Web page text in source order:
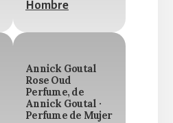
Annick Goutal
Rose Oud
Perfume, de
Annick Goutal ·
Perfume de Mujer